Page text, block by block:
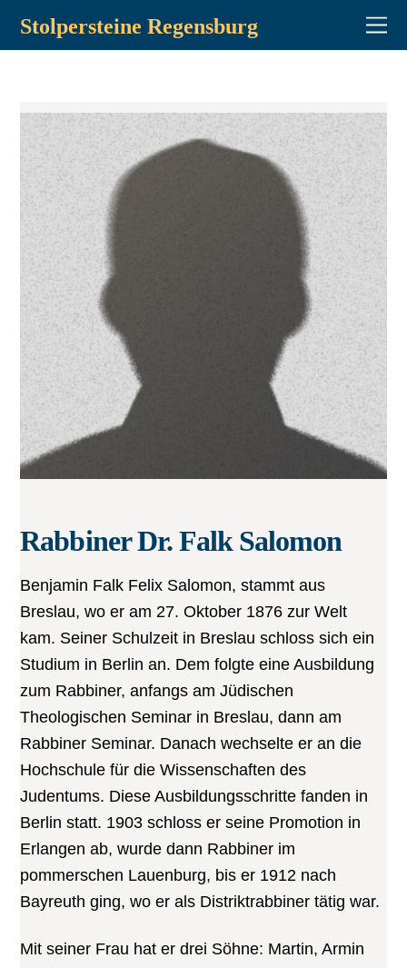
Stolpersteine Regensburg
Rabbiner Dr. Falk Salomon
Benjamin Falk Felix Salomon, stammt aus
Breslau, wo er am 27. Oktober 1876 zur Welt
kam. Seiner Schulzeit in Breslau schloss sich ein
Studium in Berlin an. Dem folgte eine Ausbildung
zum Rabbiner, anfangs am Jüdischen
Theologischen Seminar in Breslau, dann am
Rabbiner Seminar. Danach wechselte er an die
Hochschule für die Wissenschaften des
Judentums. Diese Ausbildungsschritte fanden in
Berlin statt. 1903 schloss er seine Promotion in
Erlangen ab, wurde dann Rabbiner im
pommerschen Lauenburg, bis er 1912 nach
Bayreuth ging, wo er als Distriktrabbiner tätig war.
Mit seiner Frau hat er drei Söhne: Martin, Armin